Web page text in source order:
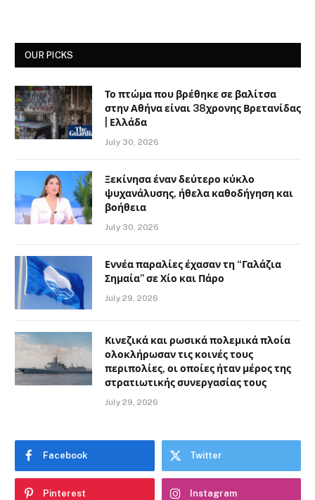
OUR PICKS
Το πτώμα που βρέθηκε σε βαλίτσα
στην Αθήνα είναι 38χρονης Βρετανίδας
| Ελλάδα
July 30, 2026
Ξεκίνησα έναν δεύτερο κύκλο
ψυχανάλυσης, ήθελα καθοδήγηση και
βοήθεια
July 30, 2026
Εννέα παραλίες έχασαν τη “Γαλάζια
Σημαία” σε Χίο και Πάρο
July 29, 2026
Κινεζικά και ρωσικά πολεμικά πλοία
ολοκλήρωσαν τις κοινές τους
περιπολίες, οι οποίες ήταν μέρος της
στρατιωτικής συνεργασίας τους
July 29, 2026
Facebook Twitter
Pinterest Instagram